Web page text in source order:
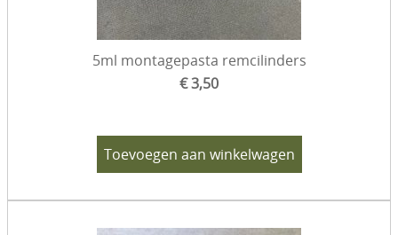
5ml montagepasta remcilinders
€ 3,50
Toevoegen aan winkelwagen